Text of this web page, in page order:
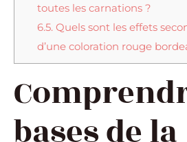
toutes les carnations ?
6.5. Quels sont les effets
d’une coloration rouge
bases de la